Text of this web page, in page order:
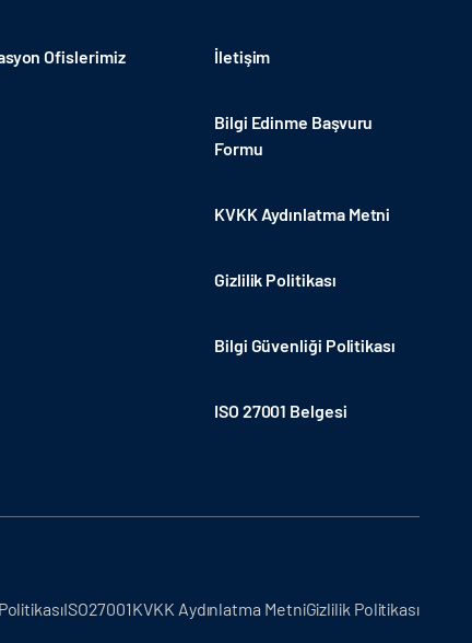
Ofislerimiz İletişim
Bilgi Edinme Başvuru
Formu
KVKK Aydınlatma Metni
Gizlilik Politikası
Bilgi Güvenliği Politikası
ISO 27001 Belgesi
ISO27001KVKK Aydınlatma MetniGizlilik Politikası